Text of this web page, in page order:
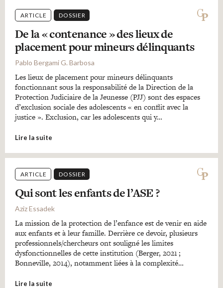
ARTICLE DOSSIER
De la « contenance » des lieux de
placement pour mineurs délinquants
Pablo Bergami G. Barbosa
Les lieux de placement pour mineurs délinquants
fonctionnant sous la responsabilité de la Direction de la
Protection Judiciaire de la Jeunesse (PJJ) sont des espaces
d’exclusion sociale des adolescents « en conflit avec la
justice ». Exclusion, car les adolescents qui y…
Lire la suite
ARTICLE DOSSIER
Qui sont les enfants de l’ASE ?
Aziz Essadek
La mission de la protection de l’enfance est de venir en aide
aux enfants et à leur famille. Derrière ce devoir, plusieurs
professionnels/chercheurs ont souligné les limites
dysfonctionnelles de cette institution (Berger, 2021 ;
Bonneville, 2014), notamment liées à la complexité…
Lire la suite